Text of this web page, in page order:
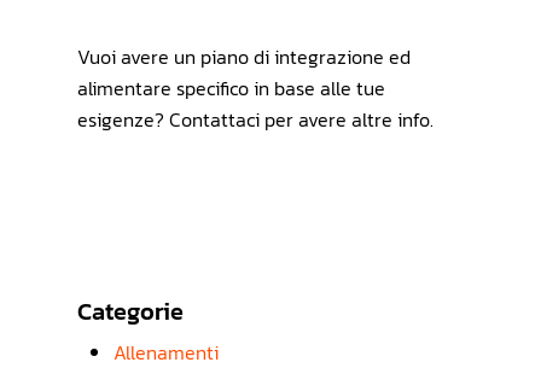
Vuoi avere un piano di integrazione ed
alimentare specifico in base alle tue
esigenze? Contattaci per avere altre info.
Categorie
Allenamenti